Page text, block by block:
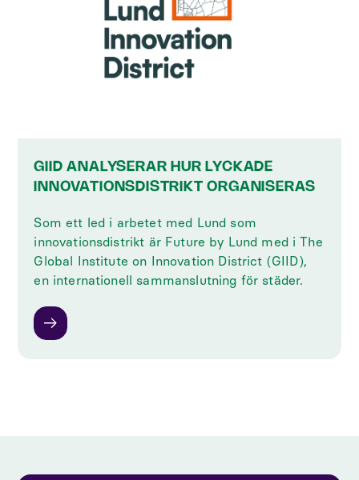
GIID ANALYSERAR HUR LYCKADE
INNOVATIONSDISTRIKT ORGANISERAS
Som ett led i arbetet med Lund som
innovationsdistrikt är Future by Lund med i The
Global Institute on Innovation District (GIID),
en internationell sammanslutning för städer.